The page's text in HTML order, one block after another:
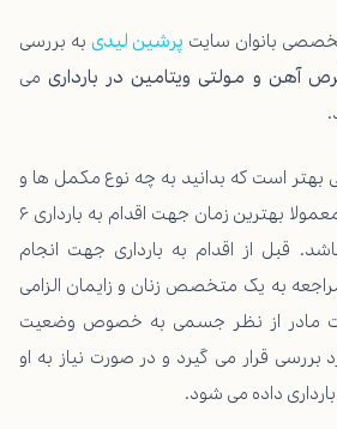
بانوان سایت پرشین لیدی به بررسی
و مولتی ویتامین در بارداریمی
بهتر است که بدانید به چه نوع مکمل ها و
ویتامین هایی نیاز دارید. معمولا بهترین زمان جهت اقدام به بارداری ۶
قبل از اقدام به بارداری جهت انجام
به یک متخصص زنان و زایمان الزامی
مادر از نظر جسمی به خصوص وضعیت
قرار می گیرد و در صورت نیاز به او
داده می شود.